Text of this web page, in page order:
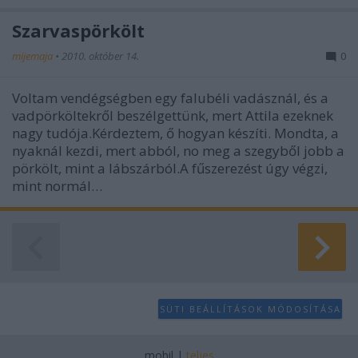
Szarvaspörkölt
mijemaja • 2010. október 14. 0
Voltam vendégségben egy falubéli vadásznál, és a
vadpörköltekről beszélgettünk, mert Attila ezeknek
nagy tudója.Kérdeztem, ő hogyan készíti. Mondta, a
nyaknál kezdi, mert abból, no meg a szegyből jobb a
pörkölt, mint a lábszárból.A fűszerezést úgy végzi,
mint normál…
SÜTI BEÁLLÍTÁSOK MÓDOSÍTÁSA